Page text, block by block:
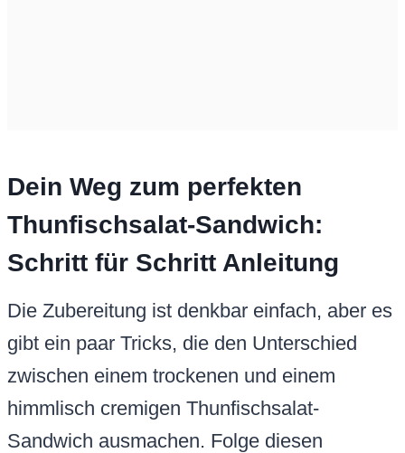
Dein Weg zum perfekten
Thunfischsalat-Sandwich:
Schritt für Schritt Anleitung
Die Zubereitung ist denkbar einfach, aber es
gibt ein paar Tricks, die den Unterschied
zwischen einem trockenen und einem
himmlisch cremigen Thunfischsalat-
Sandwich ausmachen. Folge diesen